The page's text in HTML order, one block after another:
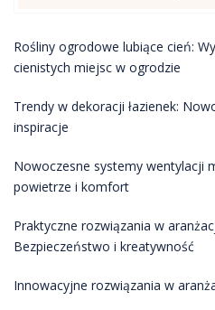
Rośliny ogrodowe lubiące cień:
cienistych miejsc w ogrodzie
Trendy w dekoracji łazienek:
inspiracje
Nowoczesne systemy wentylacji
powietrze i komfort
Praktyczne rozwiązania w
Bezpieczeństwo i kreatywność
Innowacyjne rozwiązania w